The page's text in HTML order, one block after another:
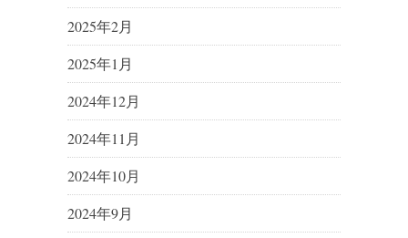
2025年2月
2025年1月
2024年12月
2024年11月
2024年10月
2024年9月